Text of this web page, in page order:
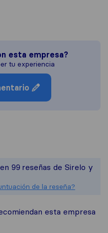
esta empresa?
tu experiencia
las
99 reseñas de Sirelo y
de la reseña?
esta empresa